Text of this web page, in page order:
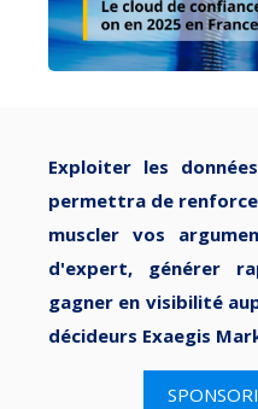
Exploiter les
permettra de
muscler vos
d'expert, générer
gagner en visibilité
décideurs Exaegis